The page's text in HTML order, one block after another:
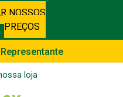
NOSSOS
PREÇOS
loja